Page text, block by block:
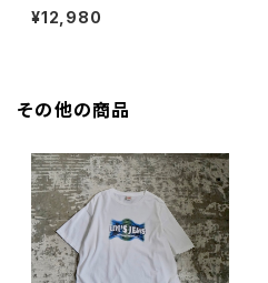
¥12,980
その他の商品